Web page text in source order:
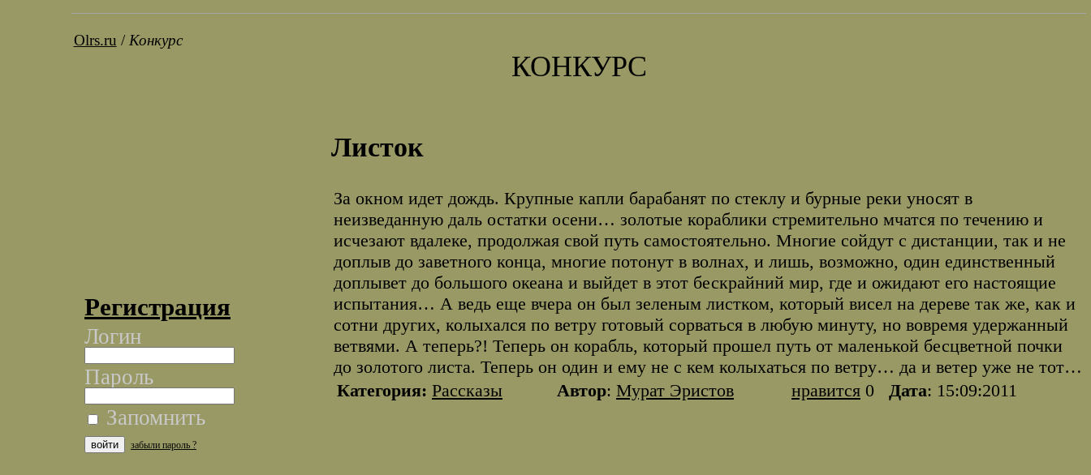
Olrs.ru / Конкурс
КОНКУРС
Регистрация
Логин
Пароль
Запомнить
забыли пароль ?
Листок
За окном идет дождь. Крупные капли барабанят по стеклу и бурные реки уносят в
неизведанную даль остатки осени… золотые кораблики стремительно мчатся по течению и
исчезают вдалеке, продолжая свой путь самостоятельно. Многие сойдут с дистанции, так и не
доплыв до заветного конца, многие потонут в волнах, и лишь, возможно, один единственный
доплывет до большого океана и выйдет в этот бескрайний мир, где и ожидают его настоящие
испытания… А ведь еще вчера он был зеленым листком, который висел на дереве так же, как и
сотни других, колыхался по ветру готовый сорваться в любую минуту, но вовремя удержанный
ветвями. А теперь?! Теперь он корабль, который прошел путь от маленькой бесцветной почки
до золотого листа. Теперь он один и ему не с кем колыхаться по ветру… да и ветер уже не тот…
Категория: Рассказы Автор: Мурат Эристов нравится 0 Дата: 15:09:2011